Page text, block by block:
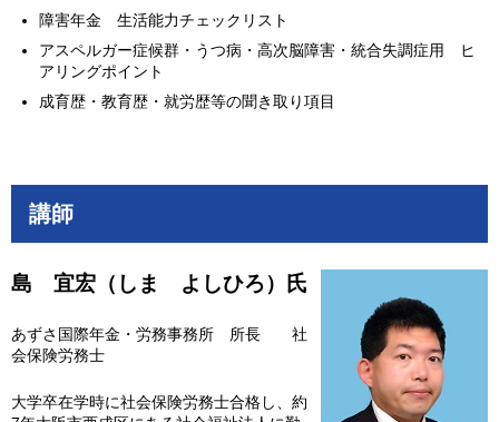
障害年金 生活能力チェックリスト
アスペルガー症候群・うつ病・高次脳障害・統合失調症用 ヒ
アリングポイント
成育歴・教育歴・就労歴等の聞き取り項目
講師
島 宜宏（しま よしひろ）氏
あずさ国際年金・労務事務所 所長 社
会保険労務士
大学卒在学時に社会保険労務士合格し、約